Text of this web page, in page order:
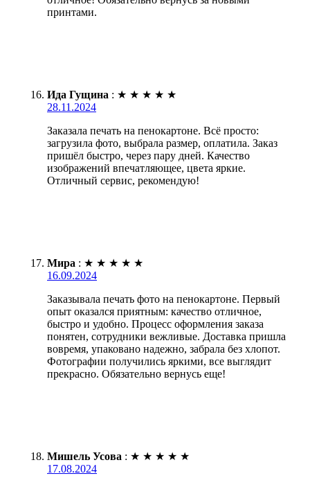
принтами.
Ида Гущина : ★ ★ ★ ★ ★
28.11.2024
Заказала печать на пенокартоне. Всё просто:
загрузила фото, выбрала размер, оплатила. Заказ
пришёл быстро, через пару дней. Качество
изображений впечатляющее, цвета яркие.
Отличный сервис, рекомендую!
Мира : ★ ★ ★ ★ ★
16.09.2024
Заказывала печать фото на пенокартоне. Первый
опыт оказался приятным: качество отличное,
быстро и удобно. Процесс оформления заказа
понятен, сотрудники вежливые. Доставка пришла
вовремя, упаковано надежно, забрала без хлопот.
Фотографии получились яркими, все выглядит
прекрасно. Обязательно вернусь еще!
Мишель Усова : ★ ★ ★ ★ ★
17.08.2024